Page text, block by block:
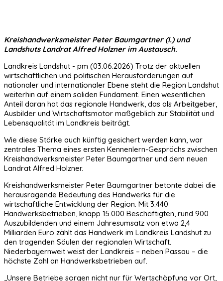
Kreishandwerksmeister Peter Baumgartner (l.) und
Landshuts Landrat Alfred Holzner im Austausch.
Landkreis Landshut - pm (03.06.2026) Trotz der aktuellen
wirtschaftlichen und politischen Herausforderungen auf
nationaler und internationaler Ebene steht die Region Landshut
weiterhin auf einem soliden Fundament. Einen wesentlichen
Anteil daran hat das regionale Handwerk, das als Arbeitgeber,
Ausbilder und Wirtschaftsmotor maßgeblich zur Stabilität und
Lebensqualität im Landkreis beiträgt.
Wie diese Stärke auch künftig gesichert werden kann, war
zentrales Thema eines ersten Kennenlern-Gesprächs zwischen
Kreishandwerksmeister Peter Baumgartner und dem neuen
Landrat Alfred Holzner.
Kreishandwerksmeister Peter Baumgartner betonte dabei die
herausragende Bedeutung des Handwerks für die
wirtschaftliche Entwicklung der Region. Mit 3.440
Handwerksbetrieben, knapp 15.000 Beschäftigten, rund 900
Auszubildenden und einem Jahresumsatz von etwa 2,4
Milliarden Euro zählt das Handwerk im Landkreis Landshut zu
den tragenden Säulen der regionalen Wirtschaft.
Niederbayernweit weist der Landkreis – neben Passau – die
höchste Zahl an Handwerksbetrieben auf.
„Unsere Betriebe sorgen nicht nur für Wertschöpfung vor Ort,